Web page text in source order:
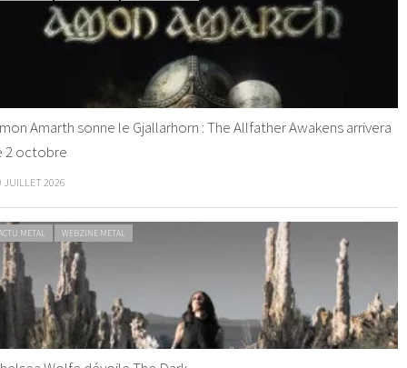
Amarth sonne le Gjallarhorn : The Allfather Awakens arrivera
2 octobre
JUILLET 2026
METAL WEBZINE METAL